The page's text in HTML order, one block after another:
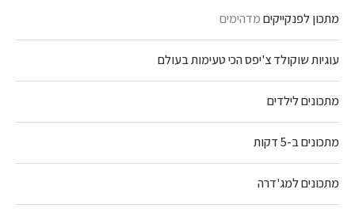
מתכון לפנקייקיםמדהימים
עוגיות שוקולד צ'יפס הכי טעימות בעולם
מתכונים לילדים
מתכונים ב-5 דקות
מתכונים למג'דרה